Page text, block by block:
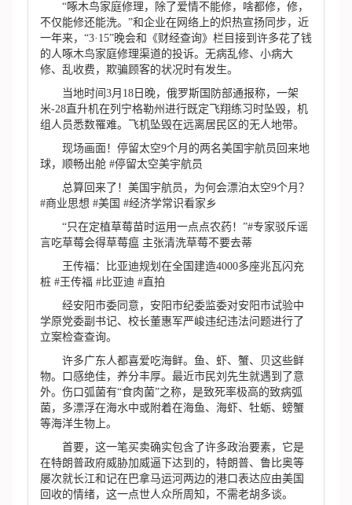
“啄木鸟家庭修理，除了爱情不能修，啥都修，修，
不仅能修还能洗。”和企业在网络上的炽热宣扬同步，近
一年来，“3·15”晚会和《财经查询》栏目接到许多花了钱
的人啄木鸟家庭修理渠道的投诉。无病乱修、小病大
修、乱收费，欺骗顾客的状况时有发生。
当地时间3月18日晚，俄罗斯国防部通报称，一架
米-28直升机在列宁格勒州进行既定飞翔练习时坠毁，机
组人员悉数罹难。飞机坠毁在远离居民区的无人地带。
现场画面！停留太空9个月的两名美国宇航员回来地
球，顺畅出舱 #停留太空美宇航员
总算回来了！美国宇航员，为何会漂泊太空9个月？
#商业思想 #美国 #经济学常识看家乡
“只在定植草莓苗时运用一点点农药！”#专家驳斥谣
言吃草莓会得草莓瘟 主张清洗草莓不要去蒂
王传福：比亚迪规划在全国建造4000多座兆瓦闪充
桩 #王传福 #比亚迪 #直拍
经安阳市委同意，安阳市纪委监委对安阳市试验中
学原党委副书记、校长董惠军严峻违纪违法问题进行了
立案检查查询。
许多广东人都喜爱吃海鲜。鱼、虾、蟹、贝这些鲜
物。口感绝佳，养分丰厚。最近市民刘先生就遇到了意
外。伤口弧菌有“食肉菌”之称，是致死率极高的致病弧
菌，多漂浮在海水中或附着在海鱼、海虾、牡蛎、螃蟹
等海洋生物上。
首要，这一笔买卖确实包含了许多政治要素，它是
在特朗普政府威胁加威逼下达到的，特朗普、鲁比奥等
屡次就长江和记在巴拿马运河两边的港口表达应由美国
回收的情绪，这一点世人众所周知，不需老胡多谈。